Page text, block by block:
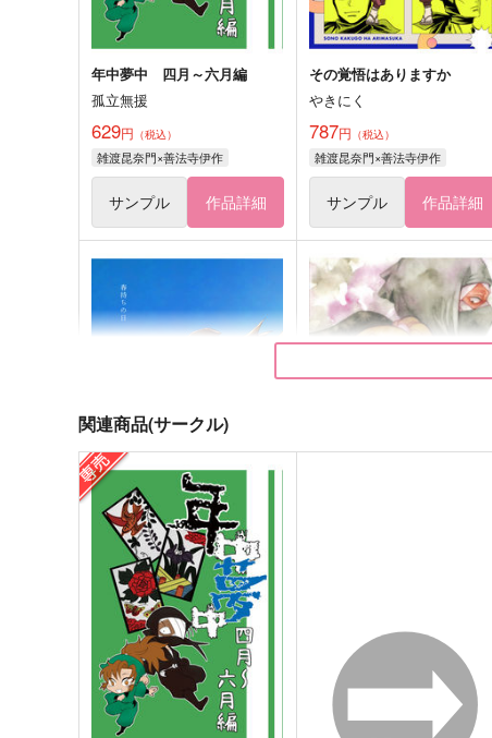
年中夢中 四月～六月編
孤立無援
629円 （税込）
雑渡昆奈門×善法寺伊作
サンプル 作品詳細
その覚悟はありますか
やきにく
787円 （税込）
雑渡昆奈門×善法寺伊作
サンプル 作品詳細
春待ちの日
春の家
688円（税込）
雑渡昆奈門×善法寺伊作
サンプル 作品詳細
雑渡昆奈門×善法寺伊作
サンプル 作品詳細
関連商品(サークル)